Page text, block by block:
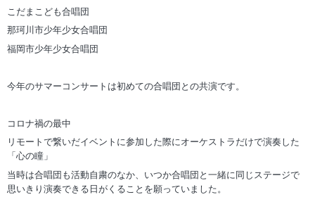
こだまこども合唱団
那珂川市少年少女合唱団
福岡市少年少女合唱団
今年のサマーコンサートは初めての合唱団との共演です。
コロナ禍の最中
リモートで繋いだイベントに参加した際にオーケストラだけで演奏した
「心の瞳」
当時は合唱団も活動自粛のなか、いつか合唱団と一緒に同じステージで
思いきり演奏できる日がくることを願っていました。